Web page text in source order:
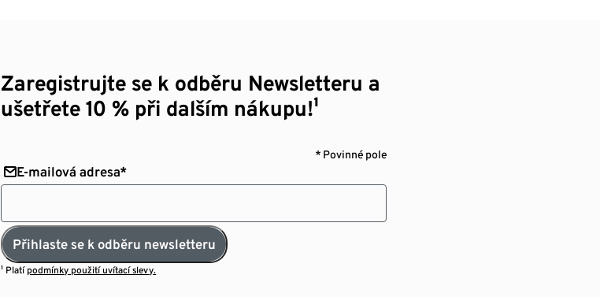
Zaregistrujte se k odběru Newsletteru a
ušetřete 10 % při dalším nákupu!¹
* Povinné pole
E-mailová adresa*
Přihlaste se k odběru newsletteru
¹ Platí podmínky použití uvítací slevy.